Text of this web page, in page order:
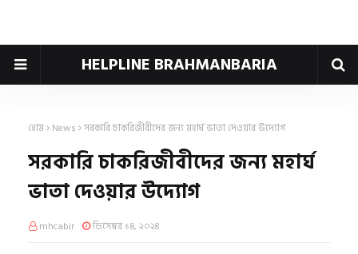
HELPLINE BRAHMANBARIA
হোম News সরকারি চাকরিজীবীদের জন্য মহার্ঘ ভাতা দেওয়ার উদ্যোগ
সরকারি চাকরিজীবীদের জন্য মহার্ঘ
ভাতা দেওয়ার উদ্যোগ
mhcabir ডিসেম্বর ১৪, ২০২৪